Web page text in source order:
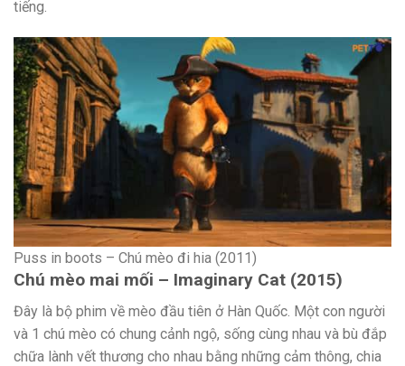
tiếng.
Puss in boots – Chú mèo đi hia (2011)
Chú mèo mai mối – Imaginary Cat (2015)
Đây là bộ phim về mèo đầu tiên ở Hàn Quốc. Một con người
và 1 chú mèo có chung cảnh ngộ, sống cùng nhau và bù đắp
chữa lành vết thương cho nhau bằng những cảm thông, chia